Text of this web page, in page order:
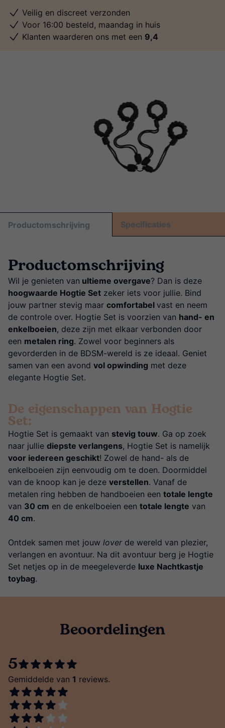
Veilig en discreet verzonden
Voor 16:00 besteld, maandag in huis
Klanten waarderen ons met een 9,4
Productomschrijving Specificaties
Productomschrijving
Wil je genieten van ultieme overgave? Dan is deze
hoogwaarde Hogtie Set zeker iets voor jullie. Bind
jouw partner stevig maar comfortabel vast en neem
de controle over. Hogtie Set is voorzien van hand- en
enkelboeien, deze zijn met elkaar verbonden door
een metalen ring. Zowel voor beginners als
gevorderden in de BDSM-wereld is ze ideaal. Geniet
samen van een avond vol opwinding met deze
elegante Hogtie Set.
De eigenschappen van Hogtie
Set:
Hogtie Set is gemaakt van stevig touw. Ga op zoek
naar jullie diepste verlangens, Hogtie Set is namelijk
voor iedereen geschikt! Zowel de hand- als de
enkelboeien zijn eenvoudig om te doen. Doormiddel
van de knoop kan je deze verstellen. Vanaf de
metalen ring hebben de handboeien een totale lengte
van 30 cm en de enkelboeien een totale lengte van
40 cm.
Ontdek samen met jouw lover de wereld van plezier,
verlangen en avontuur. Na dit avontuur berg je Hogtie
Set netjes op in de meegeleverde luxe Nachtkastje
toybag.
Beoordelingen
5
Gemiddelde van 1 reviews.